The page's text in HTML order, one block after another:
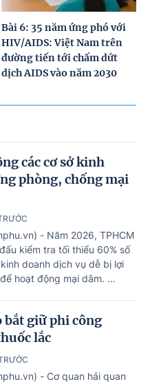
Bài 6: 35 năm ứng phó với
HIV/AIDS: Việt Nam trên
đường tiến tới chấm dứt
dịch AIDS vào năm 2030
các cơ sở kinh
phòng, chống mại
- Năm 2026, TPHCM
kiểm tra tối thiểu 60% số
doanh dịch vụ dễ bị lợi
hoạt động mại dâm. ...
bắt giữ phi công
lắc
- Cơ quan hải quan